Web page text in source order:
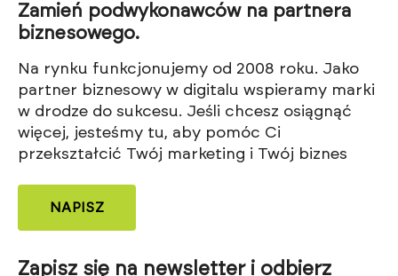
Zamień podwykonawców na partnera
biznesowego.
Na rynku funkcjonujemy od 2008 roku. Jako
partner biznesowy w digitalu wspieramy marki
w drodze do sukcesu. Jeśli chcesz osiągnąć
więcej, jesteśmy tu, aby pomóc Ci
przekształcić Twój marketing i Twój biznes
NAPISZ
Zapisz się na newsletter i odbierz